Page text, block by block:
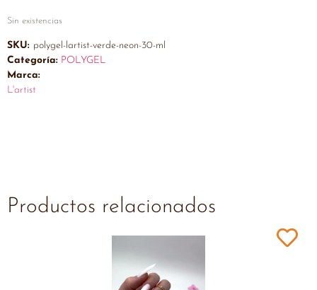
Sin existencias
SKU: polygel-lartist-verde-neon-30-ml
Categoría: POLYGEL
Marca:
L'artist
Productos relacionados